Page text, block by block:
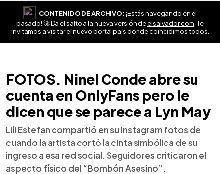
CONTENIDO DE ARCHIVO:¡Estás navegando en el
pasado! 🚀 Da el salto a la nueva versión deelsalvador.com . Te
invitamos a visitar el nuevo portal país donde coincidimos todos.
FOTOS. Ninel Conde abre su
cuenta en OnlyFans pero le
dicen que se parece a Lyn May
Lili Estefan compartió en su Instagram fotos de
cuando la artista cortó la cinta simbólica de su
ingreso a esa red social. Seguidores criticaron el
aspecto físico del “Bombón Asesino”.